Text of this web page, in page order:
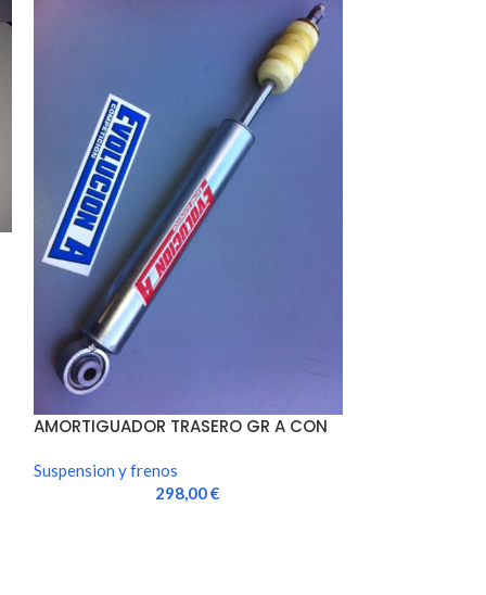
AMORTIGUADOR TRASERO GR A CON
Suspension y frenos
298,00€